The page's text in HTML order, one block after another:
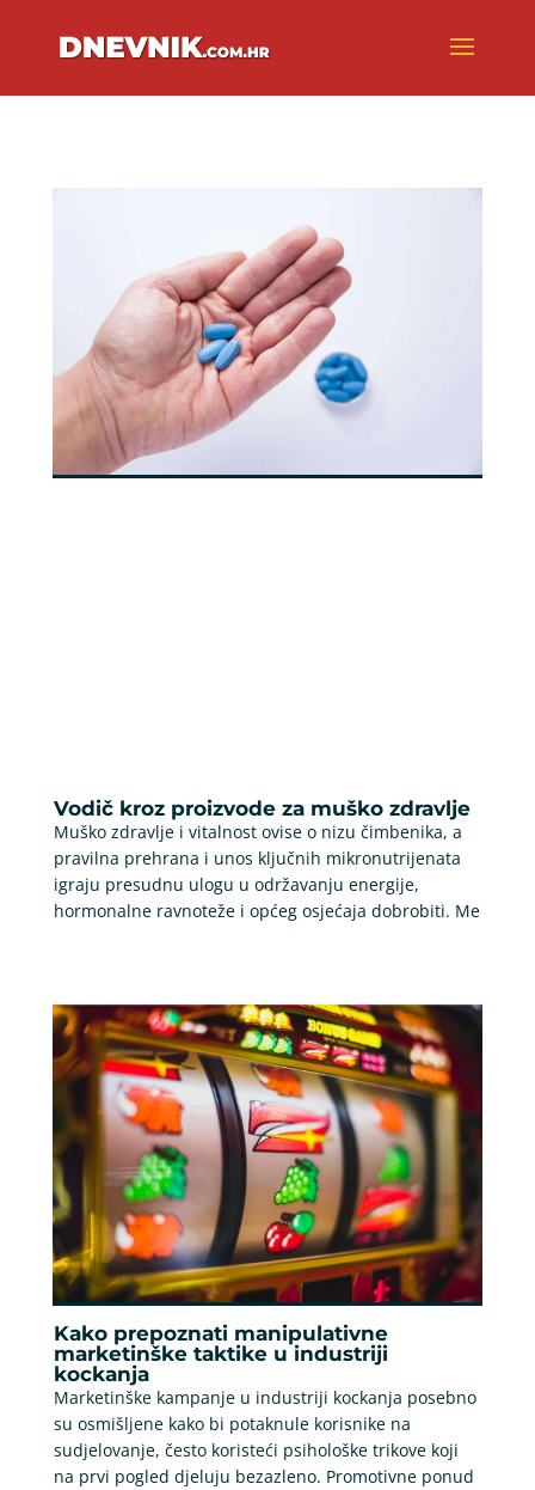
Vodič kroz proizvode za muško zdravlje
Muško zdravlje i vitalnost ovise o nizu čimbenika, a
pravilna prehrana i unos ključnih mikronutrijenata
igraju presudnu ulogu u održavanju energije,
hormonalne ravnoteže i općeg osjećaja dobrobiti. Me
Kako prepoznati manipulativne
marketinške taktike u industriji
kockanja
Marketinške kampanje u industriji kockanja posebno
su osmišljene kako bi potaknule korisnike na
sudjelovanje, često koristeći psihološke trikove koji
na prvi pogled djeluju bezazleno. Promotivne ponud